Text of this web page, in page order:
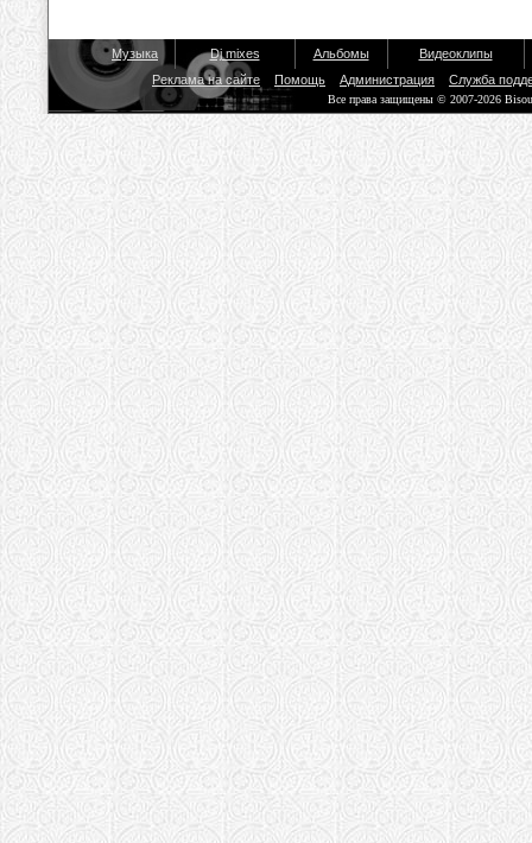
Музыка Dj mixes Альбомы
Видеоклипы
Реклама на сайте
Помощь Администрация Служба
Все права защищены © 2007-2026